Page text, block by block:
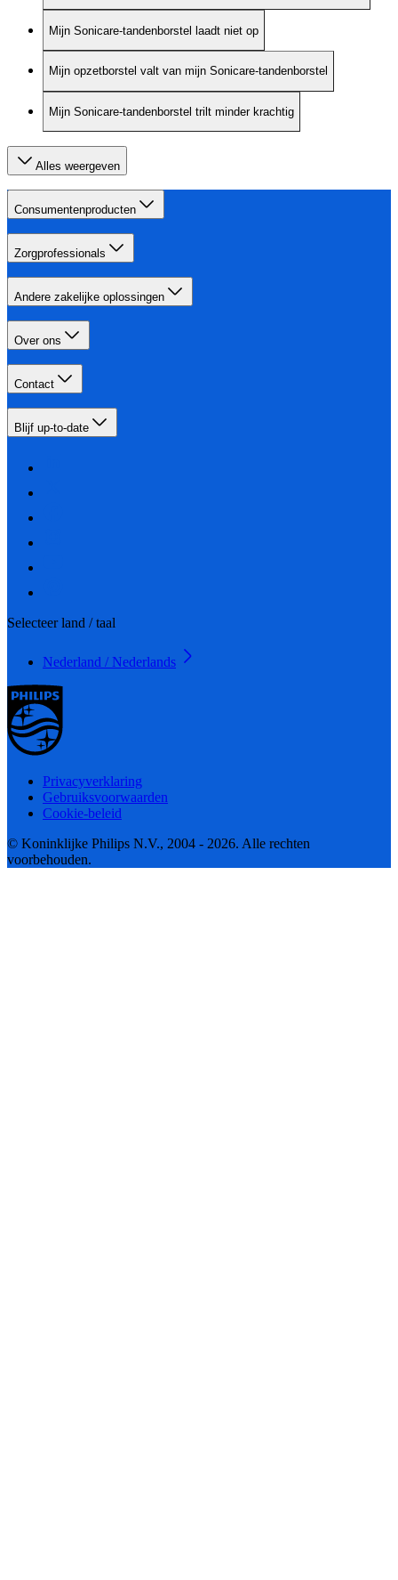
Mijn Sonicare-tandenborstel laadt niet op
Mijn opzetborstel valt van mijn Sonicare-tandenborstel
Mijn Sonicare-tandenborstel trilt minder krachtig
Alles weergeven
Consumentenproducten
Zorgprofessionals
Andere zakelijke oplossingen
Over ons
Contact
Blijf up-to-date
Selecteer land / taal
Nederland / Nederlands
Privacyverklaring
Gebruiksvoorwaarden
Cookie-beleid
© Koninklijke Philips N.V., 2004 - 2026. Alle rechten
voorbehouden.